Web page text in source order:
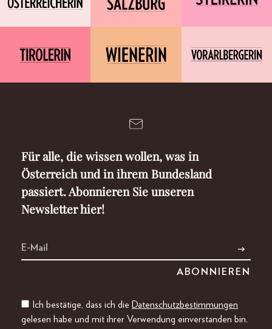
Für alle, die wissen wollen, was in
Österreich und in ihrem Bundesland
passiert. Abonnieren Sie unseren
Newsletter hier!
Ich bestätige, dass ich die Datenschutzbestimmungen
gelesen habe und mit ihrer Verwendung einverstanden bin.